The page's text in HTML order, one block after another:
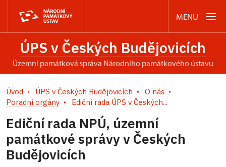
MENU
ÚPS v Českých Budějovicích
územní památková správa Národního památkového ústavu
Úvod ÚPS v Českých Budějovicích
O nás
Poradní orgány
Ediční rada ÚPS v Českých...
Ediční rada NPÚ, územní
památkové správy v Českých
Budějovicích